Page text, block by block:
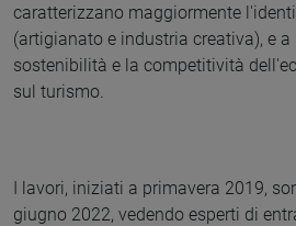
caratterizzano maggiormente
(artigianato e industria creativa), e a
sostenibilità e la competitività
sul turismo.
I lavori, iniziati a primavera 2019,
giugno 2022, vedendo esperti di